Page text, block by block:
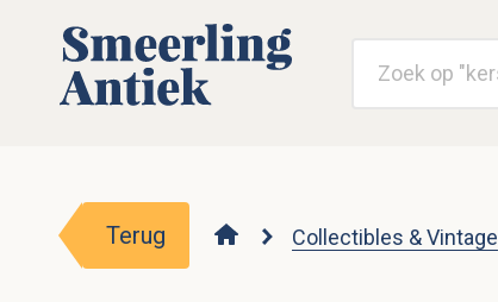
Terug Collectibles & Vintage